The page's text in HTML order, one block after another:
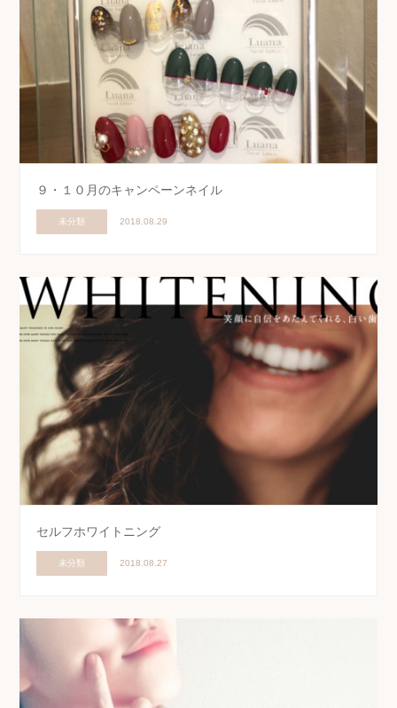
９・１０月のキャンペーンネイル
未分類 2018.08.29
セルフホワイトニング
未分類 2018.08.27